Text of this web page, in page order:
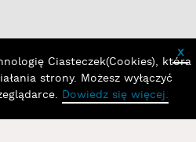
x
Ciasteczek(Cookies), która
strony. Możesz wyłączyć
Dowiedz się więcej.